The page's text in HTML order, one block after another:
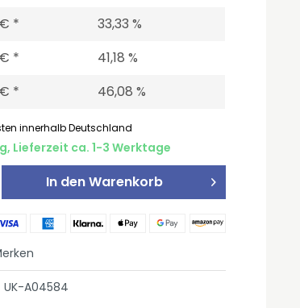
*
33,33 %
*
41,18 %
* 46,08 %
innerhalb Deutschland
Lieferzeit ca. 1-3 Werktage
In denWarenkorb
UK-A04584